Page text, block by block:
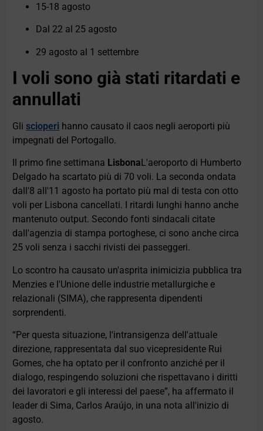
15-18 agosto
Dal 22 al 25 agosto
29 agosto al 1 settembre
I voli sono già stati ritardati e
annullati
Gliscioperi hanno causato il caos negli aeroporti più
impegnati del Portogallo.
Il primo fine settimana Lisbona L'aeroporto di Humberto
Delgado ha scartato più di 70 voli. La seconda ondata
dall'8 all'11 agosto ha portato più mal di testa con otto
voli per Lisbona cancellati. I ritardi lunghi hanno anche
mantenuto output. Secondo fonti sindacali citate
dall'agenzia di stampa portoghese, ci sono anche circa
25 voli senza i sacchi rivisti dei passeggeri.
Lo scontro ha causato un'asprita inimicizia pubblica tra
Menzies e l'Unione delle industrie metallurgiche e
relazionali (SIMA), che rappresenta dipendenti
sorprendenti.
“Per questa situazione, l'intransigenza dell'attuale
direzione, rappresentata dal suo vicepresidente Rui
Gomes, che ha optato per il confronto anziché per il
dialogo, respingendo soluzioni che rispettavano i diritti
dei lavoratori e gli interessi del paese”, ha affermato il
leader di Sima, Carlos Araújo, in una nota all'inizio di
agosto.